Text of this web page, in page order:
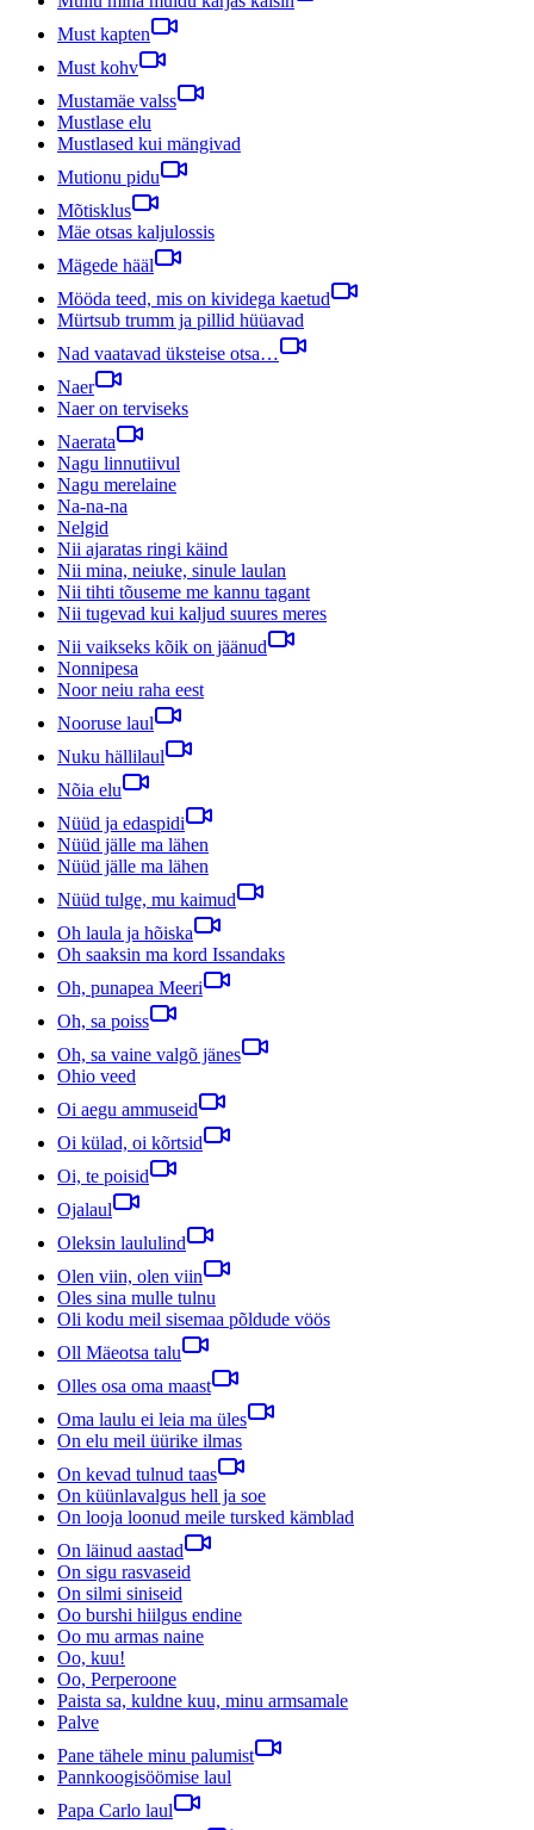
Must kapten
Must kohv
Mustamäe valss
Mustlase elu
Mustlased kui mängivad
Mutionu pidu
Mõtisklus
Mäe otsas kaljulossis
Mägede hääl
Mööda teed, mis on kividega kaetud
Mürtsub trumm ja pillid hüüavad
Nad vaatavad üksteise otsa…
Naer
Naer on terviseks
Naerata
Nagu linnutiivul
Nagu merelaine
Na-na-na
Nelgid
Nii ajaratas ringi käind
Nii mina, neiuke, sinule laulan
Nii tihti tõuseme me kannu tagant
Nii tugevad kui kaljud suures meres
Nii vaikseks kõik on jäänud
Nonnipesa
Noor neiu raha eest
Nooruse laul
Nuku hällilaul
Nõia elu
Nüüd ja edaspidi
Nüüd jälle ma lähen
Nüüd jälle ma lähen
Nüüd tulge, mu kaimud
Oh laula ja hõiska
Oh saaksin ma kord Issandaks
Oh, punapea Meeri
Oh, sa poiss
Oh, sa vaine valgõ jänes
Ohio veed
Oi aegu ammuseid
Oi külad, oi kõrtsid
Oi, te poisid
Ojalaul
Oleksin laululind
Olen viin, olen viin
Oles sina mulle tulnu
Oli kodu meil sisemaa põldude vöös
Oll Mäeotsa talu
Olles osa oma maast
Oma laulu ei leia ma üles
On elu meil üürike ilmas
On kevad tulnud taas
On küünlavalgus hell ja soe
On looja loonud meile tursked kämblad
On läinud aastad
On sigu rasvaseid
On silmi siniseid
Oo burshi hiilgus endine
Oo mu armas naine
Oo, kuu!
Oo, Perperoone
Paista sa, kuldne kuu, minu armsamale
Palve
Pane tähele minu palumist
Pannkoogisöömise laul
Papa Carlo laul